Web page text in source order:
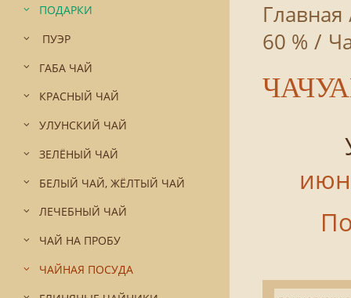
ПОДАРКИ
ПУЭР
ГАБА ЧАЙ
КРАСНЫЙ ЧАЙ
УЛУНСКИЙ ЧАЙ
ЗЕЛЁНЫЙ ЧАЙ
БЕЛЫЙ ЧАЙ, ЖЁЛТЫЙ ЧАЙ
ЛЕЧЕБНЫЙ ЧАЙ
ЧАЙ НА ПРОБУ
ЧАЙНАЯ ПОСУДА
Главная
60 % /